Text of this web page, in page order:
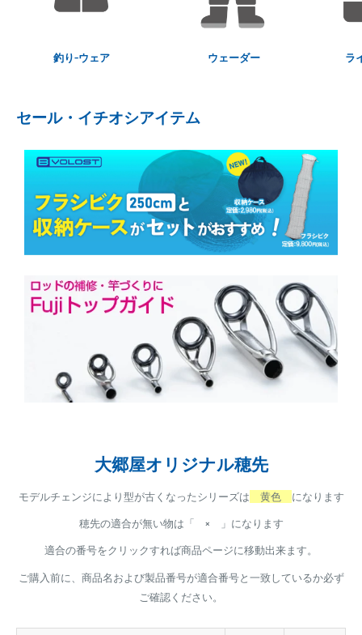
釣り-ウェア ウェーダー ラ
セール・イチオシアイテム
大郷屋オリジナル穂先
モデルチェンジにより型が古くなったシリーズは 黄色 になります
穂先の適合が無い物は「 × 」になります
適合の番号をクリックすれば商品ページに移動出来ます。
ご購入前に、商品名および製品番号が適合番号と一致しているか必ず
ご確認ください。